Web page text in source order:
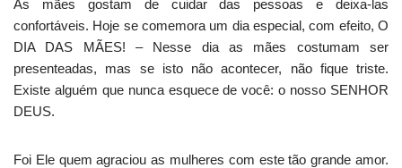
As mães gostam de cuidar das pessoas e deixa-las
confortáveis. Hoje se comemora um dia especial, com efeito, O
DIA DAS MÃES! – Nesse dia as mães costumam ser
presenteadas, mas se isto não acontecer, não fique triste.
Existe alguém que nunca esquece de você: o nosso SENHOR
DEUS.
Foi Ele quem agraciou as mulheres com este tão grande amor.